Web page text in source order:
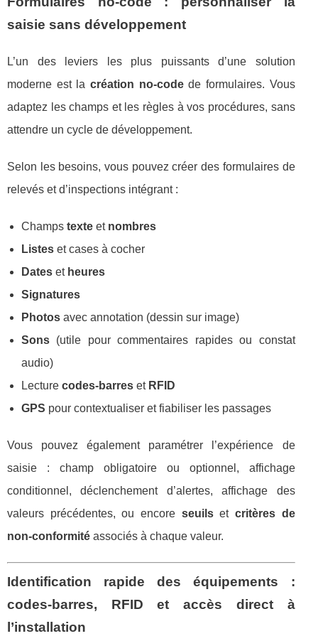
saisie sans développement
L’un des leviers les plus puissants d’une solution
moderne est la création no-codede formulaires. Vous
adaptez les champs et les règles à vos procédures, sans
attendre un cycle de développement.
Selon les besoins, vous pouvez créer des formulaires de
relevés et d’inspections intégrant :
Champs texte et nombres
Listes et cases à cocher
Dates et heures
Signatures
Photos avec annotation (dessin sur image)
Sons (utile pour commentaires rapides ou constat
audio)
Lecture codes-barres et RFID
GPS pour contextualiser et fiabiliser les passages
Vous pouvez également paramétrer l’expérience de
saisie : champ obligatoire ou optionnel, affichage
conditionnel, déclenchement d’alertes, affichage des
valeurs précédentes, ou encore seuilset critères de
non-conformité associés à chaque valeur.
Identification rapide des équipements :
codes-barres, RFID et accès direct à
l’installation